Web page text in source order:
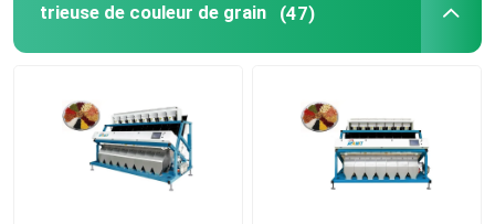
Trieuse de couleur de maïs
trieuse de couleur de grain (47)